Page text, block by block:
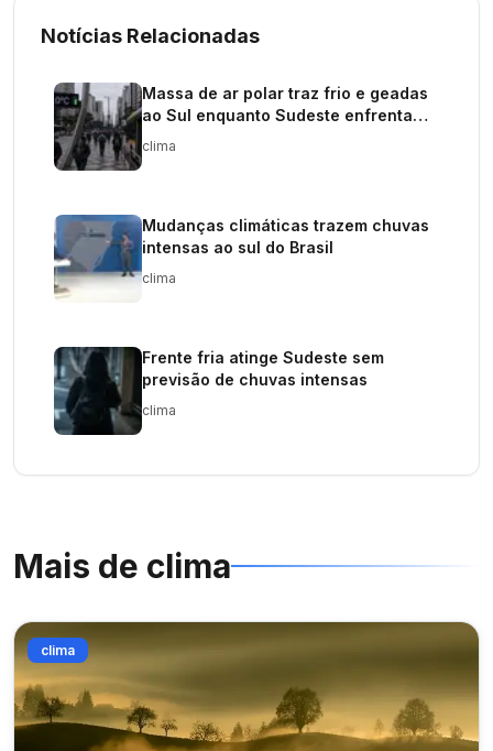
Notícias Relacionadas
Massa de ar polar traz frio e geadas
ao Sul enquanto Sudeste enfrenta
tempestades
clima
Mudanças climáticas trazem chuvas
intensas ao sul do Brasil
clima
Frente fria atinge Sudeste sem
previsão de chuvas intensas
clima
Mais de clima
clima